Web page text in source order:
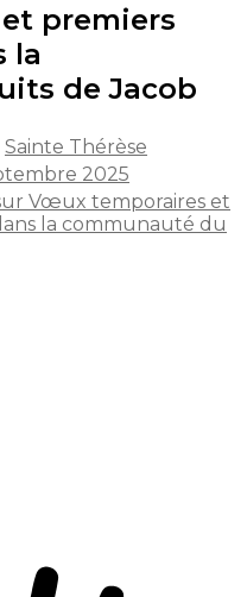
premiers
la
de Jacob
Sainte Thérèse
2025
Vœux temporaires et
la communauté du